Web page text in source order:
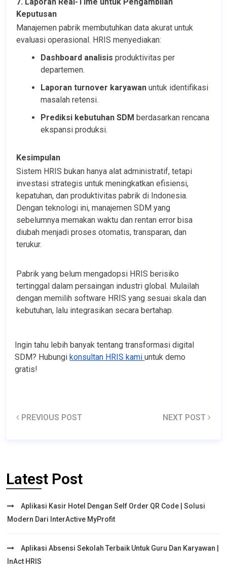
Keputusan
Manajemen pabrik membutuhkan data akurat untuk
evaluasi operasional. HRIS menyediakan:
Dashboard analisis produktivitas per
departemen.
Laporan turnover karyawan untuk identifikasi
masalah retensi.
Prediksi kebutuhan SDM berdasarkan rencana
ekspansi produksi.
Kesimpulan
Sistem HRIS bukan hanya alat administratif, tetapi
investasi strategis untuk meningkatkan efisiensi,
kepatuhan, dan produktivitas pabrik di Indonesia.
Dengan teknologi ini, manajemen SDM yang
sebelumnya memakan waktu dan rentan error bisa
diubah menjadi proses otomatis, transparan, dan
terukur.
Pabrik yang belum mengadopsi HRIS berisiko
tertinggal dalam persaingan industri global. Mulailah
dengan memilih software HRIS yang sesuai skala dan
kebutuhan, lalu integrasikan secara bertahap.
Ingin tahu lebih banyak tentang transformasi digital
SDM? Hubungi konsultan HRIS kami untuk demo
gratis!
PREVIOUS POST NEXT POST
Latest Post
Aplikasi Kasir Hotel Dengan Self Order QR Code | Solusi
Modern Dari InterActive MyProfit
Aplikasi Absensi Sekolah Terbaik Untuk Guru Dan Karyawan |
InAct HRIS